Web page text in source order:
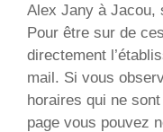
Alex Jany à Jacou,
Pour être sur de
directement
mail. Si vous
horaires qui ne
page vous pouvez